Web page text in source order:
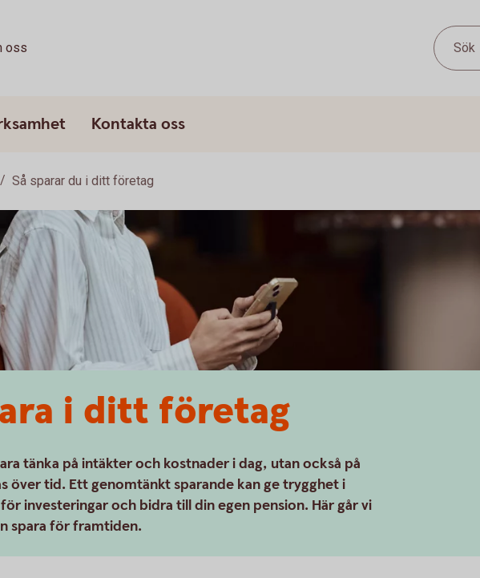
oss Sök
Kontakta oss
Så sparar du i ditt företag
i ditt företag
tänka på intäkter och kostnader i dag, utan också på
över tid. Ett genomtänkt sparande kan ge trygghet i
investeringar och bidra till din egen pension. Här går vi
spara för framtiden.